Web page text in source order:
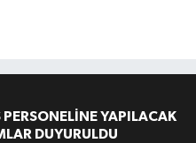
PERSONELİNE YAPILACAK
DUYURULDU